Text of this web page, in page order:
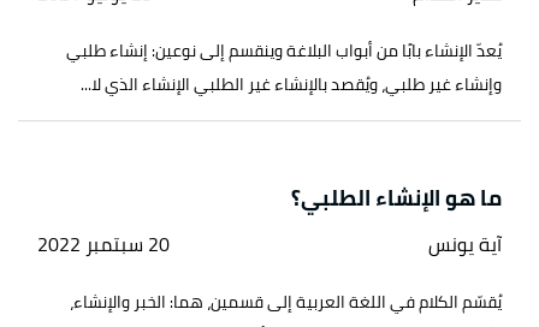
يُعدّ الإنشاء بابًا من أبواب البلاغة وينقسم إلى نوعين: إنشاء طلبي
وإنشاء غير طلبي، ويُقصد بالإنشاء غير الطلبي الإنشاء الذي لا...
ما هو الإنشاء الطلبي؟
آية يونس 20 سبتمبر 2022
يُقسّم الكلام في اللغة العربية إلى قسمين، هما: الخبر والإنشاء،